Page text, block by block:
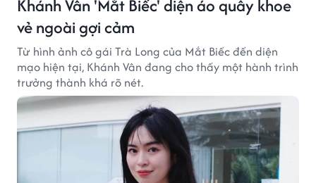
Khánh Vân 'Mắt Biếc' diện áo quây khoe
vẻ ngoài gợi cảm
Từ hình ảnh cô gái Trà Long của Mắt Biếc đến diện
mạo hiện tại, Khánh Vân đang cho thấy một hành trình
trưởng thành khá rõ nét.